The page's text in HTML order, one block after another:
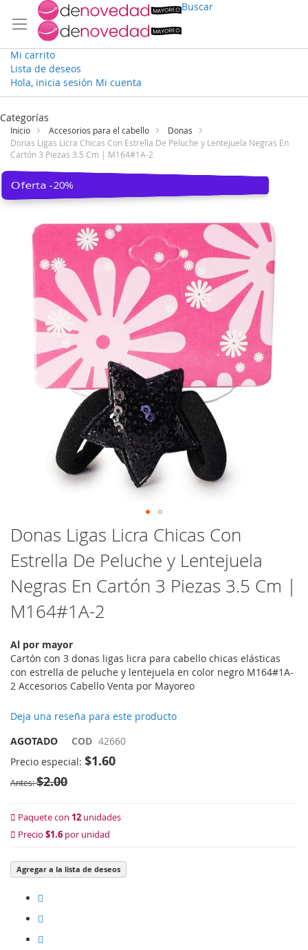
Buscar
Mi carrito
Lista de deseos
Hola, inicia sesión Mi cuenta
Ir
contenido
Categorías
Inicio Accesorios para el cabello
Donas
Donas Ligas Licra Chicas Con Estrella De Peluche y Lentejuela Negras En
Cartón 3 Piezas 3.5 Cm | M164#1A-2
Saltar
galería
Oferta -20%
Saltar
al
comienzo
de
la
galería
de
Donas Ligas Licra Chicas Con
Estrella De Peluche y Lentejuela
Negras En Cartón 3 Piezas 3.5 Cm |
M164#1A-2
Al por mayor
Cartón con 3 donas ligas licra para cabello chicas elásticas
con estrella de peluche y lentejuela en color negro M164#1A-
2 Accesorios Cabello Venta por Mayoreo
Deja una reseña para este producto
AGOTADO
COD 42660
Precio especial $1.60
Antes $2.00
Paquete con 12 unidades
Precio $1.6 por unidad
Agregar a la lista de deseos